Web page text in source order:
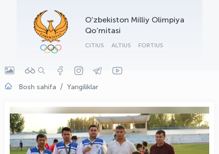
O‘zbekiston Milliy Olimpiya
Qo‘mitasi
CITIUS ALTIUS FORTIUS
Bosh sahifa Yangiliklar
OLYMPCHIK AI - yordamchi
Onlayn · olympic.uz